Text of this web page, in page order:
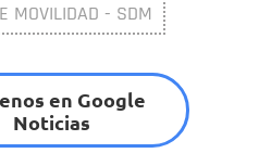
MOVILIDAD - SDM
en Google
Noticias